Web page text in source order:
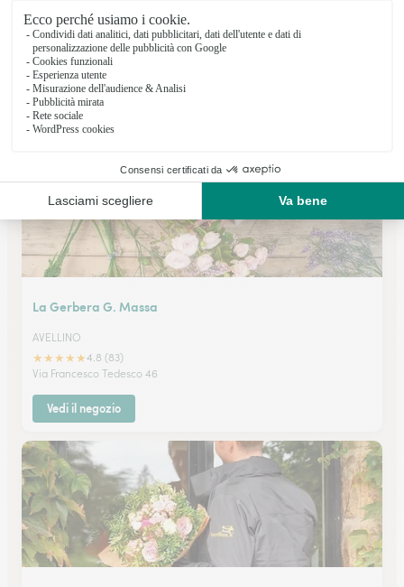
Galleria Dei Fiori Di Picariello Mario
AVELLINO
★★★★★4.6 (45)
Via F.lli Ciocchi 2
Vedi il negozio
La Gerbera G. Massa
AVELLINO
★★★★★4.8 (83)
Via Francesco Tedesco 46
Vedi il negozio